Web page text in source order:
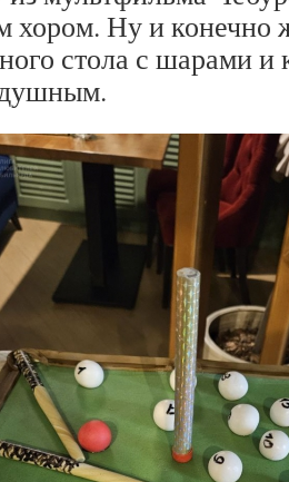
хором. Ну и конечно
стола с шарами и